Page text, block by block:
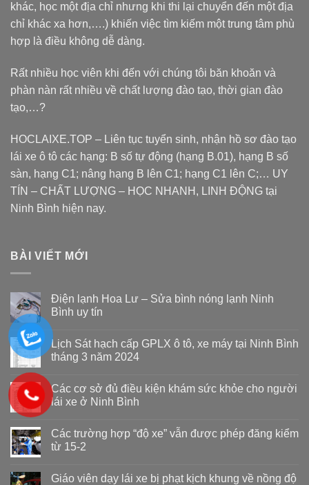
khác, học một địa chỉ nhưng khi thi lại chuyển đến một địa
chỉ khác xa hơn,….) khiến việc tìm kiếm một trung tâm phù
hợp là điều không dễ dàng.
Rất nhiều học viên khi đến với chúng tôi băn khoăn và
phàn nàn rất nhiều về chất lượng đào tạo, thời gian đào
tạo,…?
HOCLAIXE.TOP – Liên tục tuyển sinh, nhận hồ sơ đào tạo
lái xe ô tô các hạng: B số tự động (hạng B.01), hạng B số
sàn, hạng C1; nâng hạng B lên C1; hạng C1 lên C;… UY
TÍN – CHẤT LƯỢNG – HỌC NHANH, LINH ĐỘNG tại
Ninh Bình hiện nay.
BÀI VIẾT MỚI
Điện lạnh Hoa Lư – Sửa bình nóng lạnh Ninh
Bình uy tín
Lịch Sát hạch cấp GPLX ô tô, xe máy tại Ninh Bình
tháng 3 năm 2024
Các cơ sở đủ điều kiện khám sức khỏe cho người
lái xe ở Ninh Bình
Các trường hợp “độ xe” vẫn được phép đăng kiểm
từ 15-2
Giáo viên dạy lái xe bị phạt kịch khung về nồng độ